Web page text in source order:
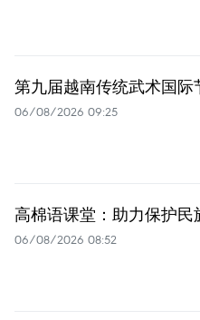
第九届越南传统武术国际
06/08/2026 09:25
高棉语课堂：助力保护民
06/08/2026 08:52